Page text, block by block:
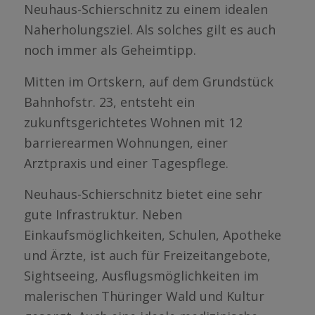
Neuhaus-Schierschnitz zu einem idealen
Naherholungsziel. Als solches gilt es auch
noch immer als Geheimtipp.
Mitten im Ortskern, auf dem Grundstück
Bahnhofstr. 23, entsteht ein
zukunftsgerichtetes Wohnen mit 12
barrierearmen Wohnungen, einer
Arztpraxis und einer Tagespflege.
Neuhaus-Schierschnitz bietet eine sehr
gute Infrastruktur. Neben
Einkaufsmöglichkeiten, Schulen, Apotheke
und Ärzte, ist auch für Freizeitangebote,
Sightseeing, Ausflugsmöglichkeiten im
malerischen Thüringer Wald und Kultur